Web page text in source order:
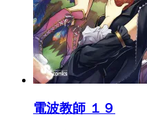
電波教師 １９